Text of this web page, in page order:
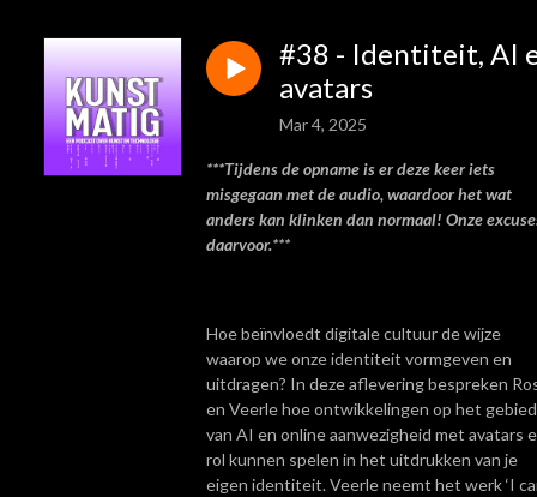
#38 - Identiteit, AI
avatars
Mar 4, 2025
***Tijdens de opname is er deze keer iets
misgegaan met de audio, waardoor het wat
anders kan klinken dan normaal! Onze
daarvoor.***
Hoe beïnvloedt digitale cultuur de wijze
waarop we onze identiteit vormgeven en
uitdragen? In deze aflevering bespreken
en Veerle hoe ontwikkelingen op het gebied
van AI en online aanwezigheid met avatars
rol kunnen spelen in het uitdrukken van je
eigen identiteit. Veerle neemt het werk ‘I